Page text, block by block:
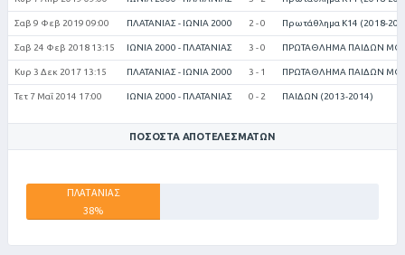
Σαβ 9 Φεβ 2019 09:00 ΠΛΑΤΑΝΙΑΣ - ΙΩΝΙΑ 2000 2 - 0 Πρωτάθλημα Κ14 (2018-
Σαβ 24 Φεβ 2018 13:15 ΙΩΝΙΑ 2000 - ΠΛΑΤΑΝΙΑΣ 3 - 0 ΠΡΩΤΑΘΛΗΜΑ ΠΑΙΔΩΝ
Κυρ 3 Δεκ 2017 13:15 ΠΛΑΤΑΝΙΑΣ - ΙΩΝΙΑ 2000 3 - 1 ΠΡΩΤΑΘΛΗΜΑ ΠΑΙΔΩΝ
Τετ 7 Μαΐ 2014 17:00 ΙΩΝΙΑ 2000 - ΠΛΑΤΑΝΙΑΣ 0 - 2 ΠΑΙΔΩΝ (2013-2014)
ΠΟΣΟΣΤΆ ΑΠΟΤΕΛΕΣΜΆΤΩΝ
ΠΛΑΤΑΝΙΑΣ
38%
63%
-1%